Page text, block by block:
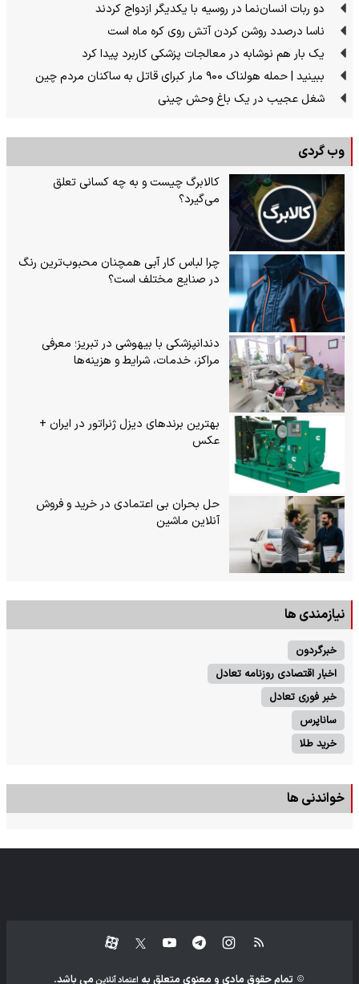
دو ربات انسان‌نما در روسیه با یکدیگر ازدواج کردند
ناسا درصدد روشن کردن آتش روی کره ماه است
یک بار هم نوشابه در معالجات پزشکی کاربرد پیدا کرد
ببینید | حمله هولناک ۹۰۰ مار کبرای قاتل به ساکنان مردم چین
شغل عجیب در یک باغ وحش چینی
وب گردی
کالابرگ چیست و به چه کسانی تعلق
می‌گیرد؟
چرا لباس کار آبی همچنان محبوب‌ترین رنگ
در صنایع مختلف است؟
دندانپزشکی با بیهوشی در تبریز؛ معرفی
مراکز، خدمات، شرایط و هزینه‌ها
بهترین برندهای دیزل ژنراتور در ایران +
عکس
حل بحران بی‌ اعتمادی در خرید و فروش
آنلاین ماشین
نیازمندی ها
خبرگردون
اخبار اقتصادی روزنامه تعادل
خبر فوری تعادل
ساناپرس
خرید طلا
خواندنی ها
تمام حقوق مادی و معنوی متعلق به اعتماد آنلاین می باشد.